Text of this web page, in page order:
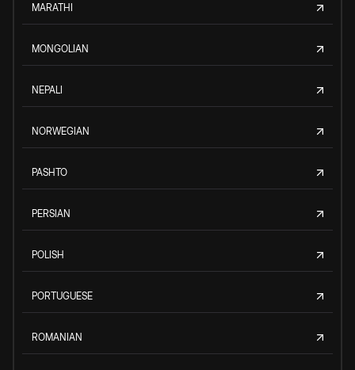
MARATHI
MONGOLIAN
NEPALI
NORWEGIAN
PASHTO
PERSIAN
POLISH
PORTUGUESE
ROMANIAN